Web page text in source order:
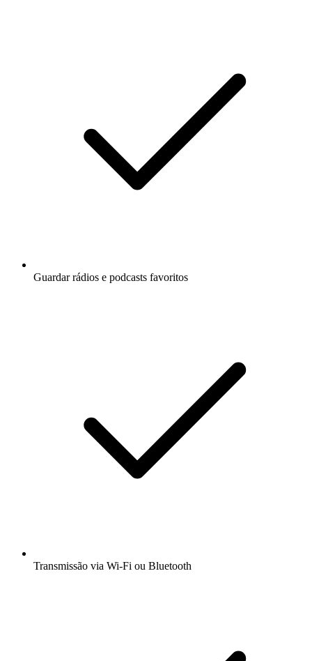
Guardar rádios e podcasts favoritos
Transmissão via Wi-Fi ou Bluetooth